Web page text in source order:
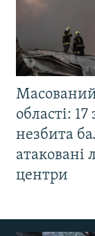
області:
незбита
атаковані
центри